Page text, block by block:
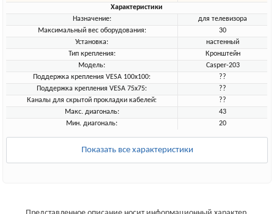
Характеристики
Назначение:
для телевизора
Максимальный вес оборудования:
30
Установка:
настенный
Тип крепления:
Кронштейн
Модель:
Casper-203
Поддержка крепления VESA 100х100:
??
Поддержка крепления VESA 75х75:
??
Каналы для скрытой прокладки кабелей:
??
Макс. диагональ:
43
Мин. диагональ:
20
Показать все характеристики